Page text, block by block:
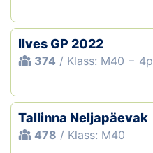
Ilves GP 2022
374 / Klass: M40 − 4p
Tallinna Neljapäevak
478 / Klass: M40